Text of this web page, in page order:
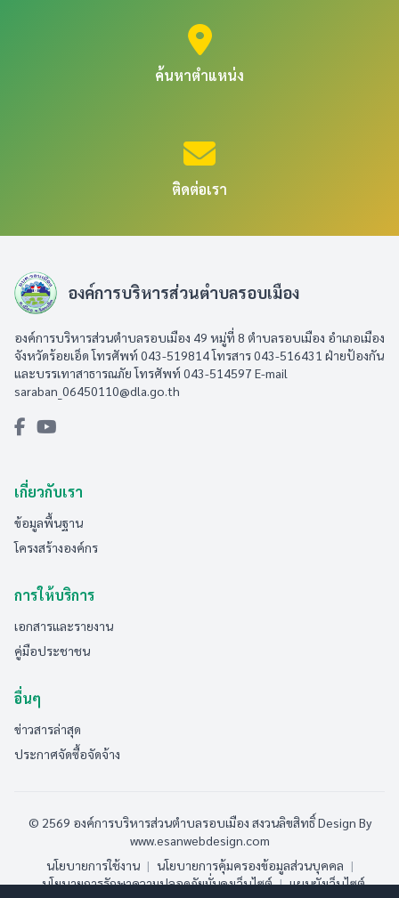
ค้นหาตำแหน่ง
ติดต่อเรา
องค์การบริหารส่วนตำบลรอบเมือง
องค์การบริหารส่วนตำบลรอบเมือง 49 หมู่ที่ 8 ตำบลรอบเมือง อำเภอเมือง
จังหวัดร้อยเอ็ด โทรศัพท์ 043-519814 โทรสาร 043-516431​ ฝ่ายป้องกัน
และบรรเทาสาธารณภัย โทรศัพท์ 043-514597 E-mail
saraban_06450110@dla.go.th
เกี่ยวกับเรา
ข้อมูลพื้นฐาน
โครงสร้างองค์กร
การให้บริการ
เอกสารและรายงาน
คู่มือประชาชน
อื่นๆ
ข่าวสารล่าสุด
ประกาศจัดซื้อจัดจ้าง
© 2569 องค์การบริหารส่วนตำบลรอบเมือง สงวนลิขสิทธิ์Design By
www.esanwebdesign.com
นโยบายการใช้งาน | นโยบายการคุ้มครองข้อมูลส่วนบุคคล |
นโยบายการรักษาความปลอดภัยมั่นคงเว็บไซต์ | แผนผังเว็บไซต์